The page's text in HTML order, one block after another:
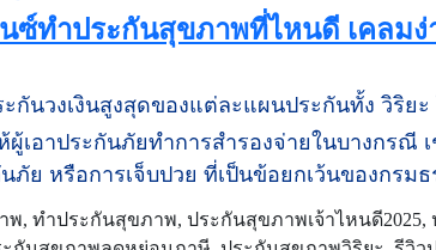
ซ์ทำประกันสุขภาพที่ไหนดี เคลมง่
กันวงเงินสูงสุดของแต่ละแผนประกันทั้ง วิริย
เอาประกันภัยทำการสำรองจ่ายในบางกรณี
ภัย หรือการเจ็บปวย ที่เป็นข้อยกเว้นของกรม
พ, ทำประกันสุขภาพ, ประกันสุขภาพเจ้าไหนดี